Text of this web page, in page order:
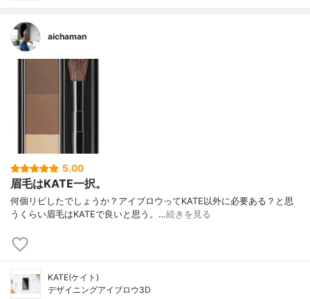
aichaman
5.00
眉毛はKATE一択。
何個リピしたでしょうか？アイブロウってKATE以外に必要ある？と思
うくらい眉毛はKATEで良いと思う。…続きを見る
KATE(ケイト)
デザイニングアイブロウ3D